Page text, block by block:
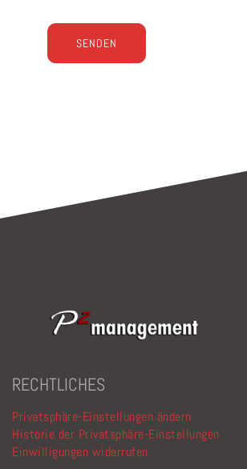
RECHTLICHES
Privatsphäre-Einstellungen ändern
Historie der Privatsphäre-Einstellungen
Einwilligungen widerrufen